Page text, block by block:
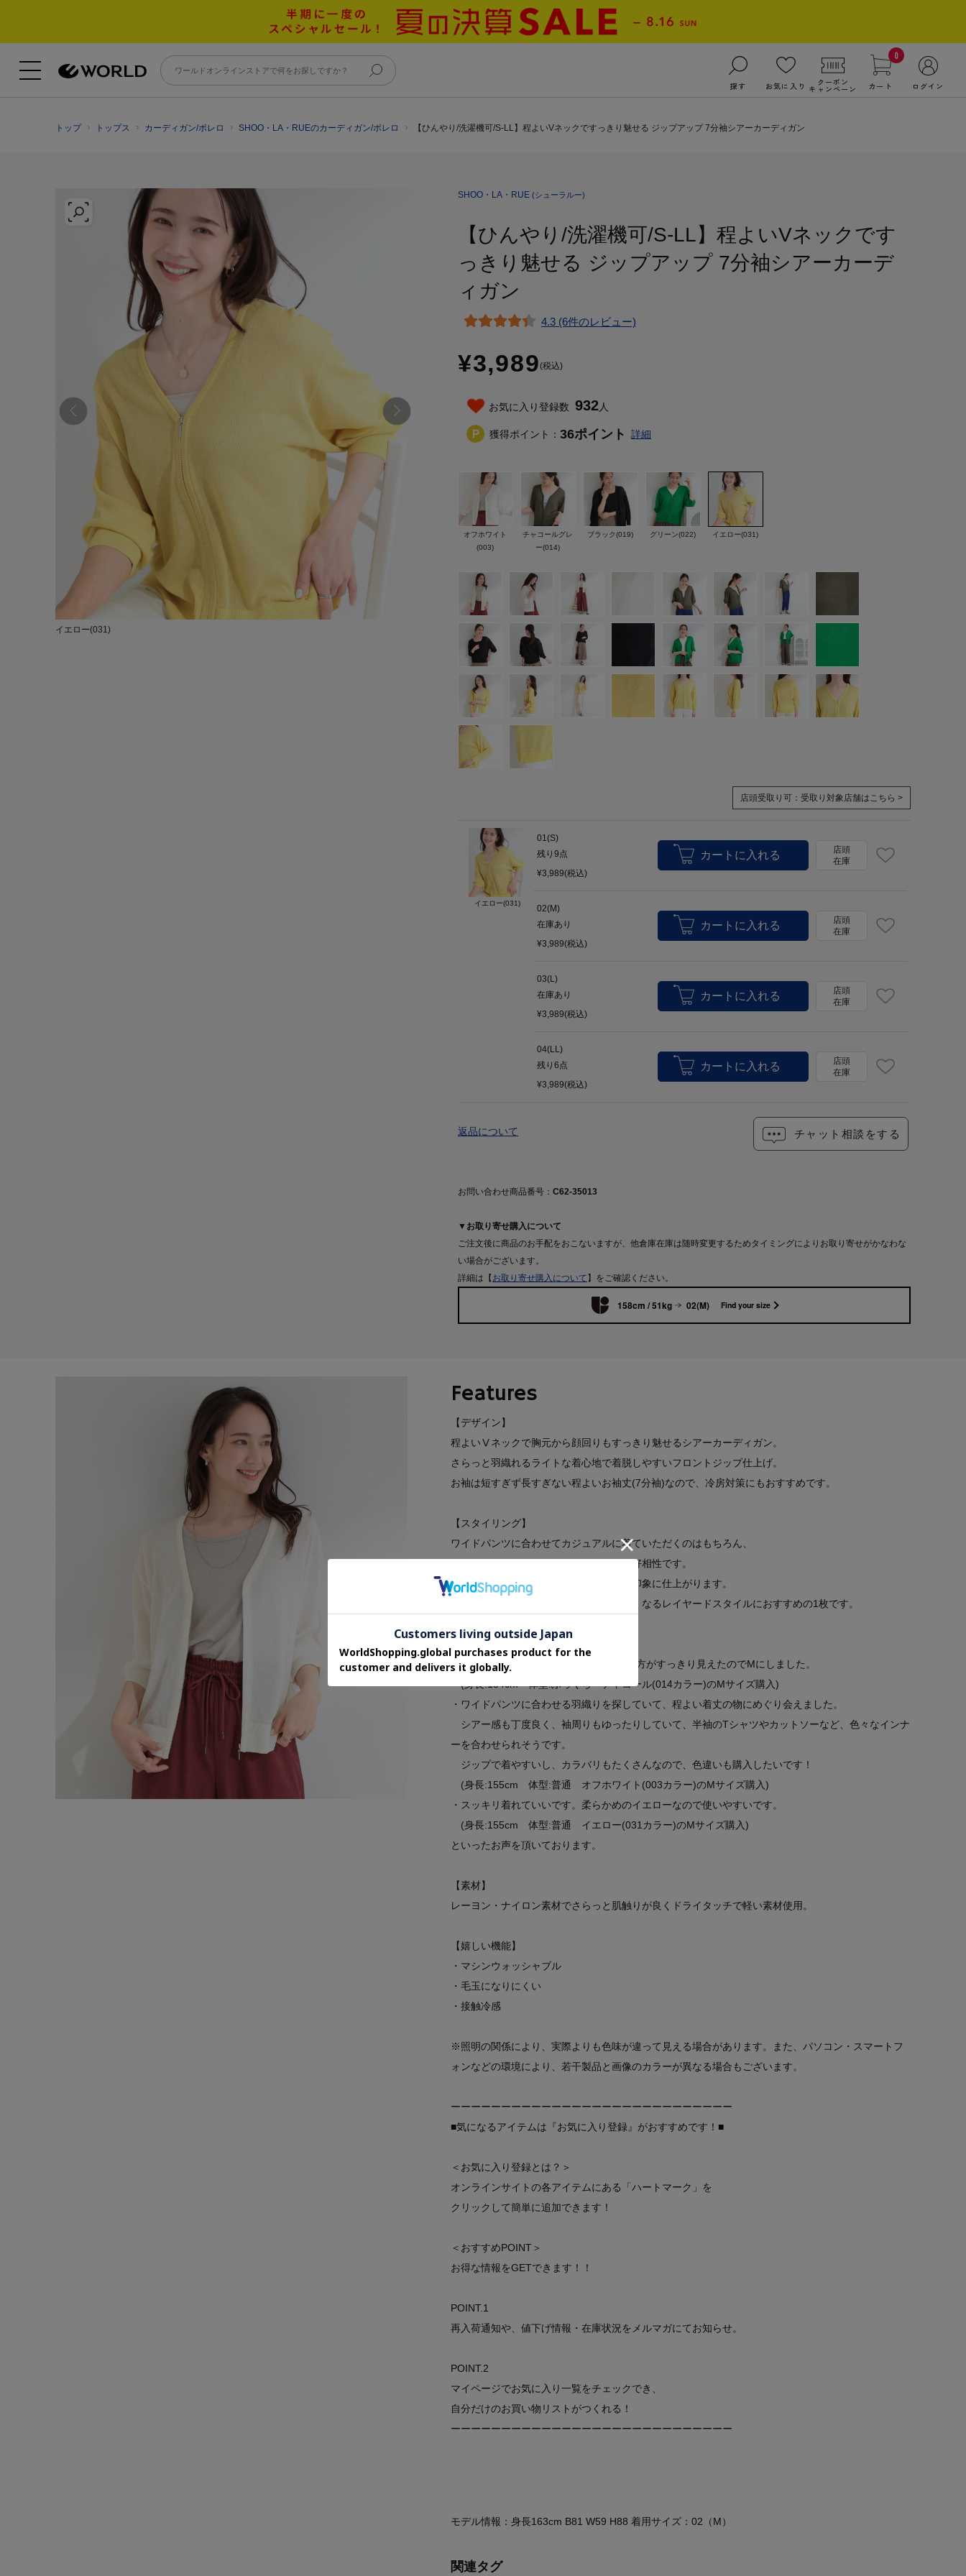
探す お気に入り クーポン
キャンペーン
0
カート ログイン
トップ トップス カーディガン/ボレロ SHOO・LA・RUEのカーディガン/ボレロ 【ひんやり/洗濯機可/S-LL】程よいVネックですっきり魅せる ジップアップ 7分袖シアーカーディガン
イエロー(031)
SHOO・LA・RUE (シューラルー)
【ひんやり/洗濯機可/S-LL】程よいVネックです
っきり魅せる ジップアップ 7分袖シアーカーデ
ィガン
4.3 (6件のレビュー)
¥3,989(税込)
お気に入り登録数 932人
獲得ポイント： 36ポイント 詳細
オフホワイト
(003)
チャコールグレ
ー(014)
ブラック(019) グリーン(022) イエロー(031)
店頭受取り可： 受取り対象店舗はこちら >
イエロー(031)
01(S)
残り 9点
¥3,989(税込)
店頭
在庫
02(M)
在庫あり
¥3,989(税込)
店頭
在庫
03(L)
在庫あり
¥3,989(税込)
店頭
在庫
04(LL)
残り 6点
¥3,989(税込)
店頭
在庫
チャット相談をする
返品について
お問い合わせ商品番号： C62-35013
▼お取り寄せ購入について
ご注文後に商品のお手配をおこないますが、他倉庫在庫は随時変更するためタイミングによりお取り寄せがかなわな
い場合がございます。
詳細は【 お取り寄せ購入について 】をご確認ください。
158cm / 51kg 02(M) Find your size
Features
【デザイン】
程よいⅤネックで胸元から顔回りもすっきり魅せるシアーカーディガン。
さらっと羽織れるライトな着心地で着脱しやすいフロントジップ仕上げ。
お袖は短すぎず長すぎない程よいお袖丈(7分袖)なので、冷房対策にもおすすめです。
【スタイリング】
ワイドパンツに合わせてカジュアルに着ていただくのはもちろん、
テーパードパンツなど細みのパンツとも好相性です。
柄のスカートに合わせるとフェミニンな印象に仕上がります。
程よいシアー感で、インナー選びが楽しくなるレイヤードスタイルにおすすめの1枚です。
【お客様からいただいたコメント】
・普段はLを着てますが、試着するとMの方がすっきり見えたのでMにしました。
(身長:154cm 体型:ふっくら チャコール(014カラー)のMサイズ購入)
・ワイドパンツに合わせる羽織りを探していて、程よい着丈の物にめぐり会えました。
シアー感も丁度良く、袖周りもゆったりしていて、半袖のTシャツやカットソーなど、色々なインナ
ーを合わせられそうです。
ジップで着やすいし、カラバリもたくさんなので、色違いも購入したいです！
(身長:155cm 体型:普通 オフホワイト(003カラー)のMサイズ購入)
・スッキリ着れていいです。柔らかめのイエローなので使いやすいです。
(身長:155cm 体型:普通 イエロー(031カラー)のMサイズ購入)
といったお声を頂いております。
【素材】
レーヨン・ナイロン素材でさらっと肌触りが良くドライタッチで軽い素材使用。
【嬉しい機能】
・マシンウォッシャブル
・毛玉になりにくい
・接触冷感
※照明の関係により、実際よりも色味が違って見える場合があります。また、パソコン・スマートフ
ォンなどの環境により、若干製品と画像のカラーが異なる場合もございます。
ーーーーーーーーーーーーーーーーーーーーーーーーーーーー
■気になるアイテムは『お気に入り登録』がおすすめです！■
＜お気に入り登録とは？＞
オンラインサイトの各アイテムにある「ハートマーク」を
クリックして簡単に追加できます！
＜おすすめPOINT＞
お得な情報をGETできます！！
POINT.1
再入荷通知や、値下げ情報・在庫状況をメルマガにてお知らせ。
POINT.2
マイページでお気に入り一覧をチェックでき、
自分だけのお買い物リストがつくれる！
ーーーーーーーーーーーーーーーーーーーーーーーーーーーー
モデル情報：身長163cm B81 W59 H88 着用サイズ：02（M）
関連タグ